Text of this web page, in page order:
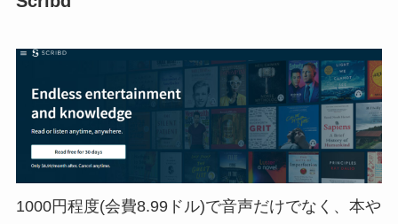
1000円程度(会費8.99ドル)で音声だけでなく、本や